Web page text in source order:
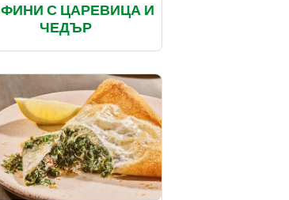
С ЦАРЕВИЦА И
ЧЕДЪР